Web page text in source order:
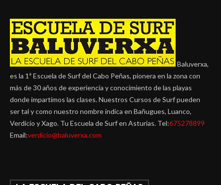
Baluverxa,
es la 1ª Escuela de Surf del Cabo Peñas, pionera en la zona con
más de 30 años de experiencia y conocimiento de las playas
donde impartimos las clases. Nuestros Cursos de Surf pueden
ser tal y como nuestro nombre indica en Bañugues, Luanco,
Verdicio y Xago. Tu Escuela de Surf en Asturias. Tel:675278899
Email:verdicio@baluverxa.com